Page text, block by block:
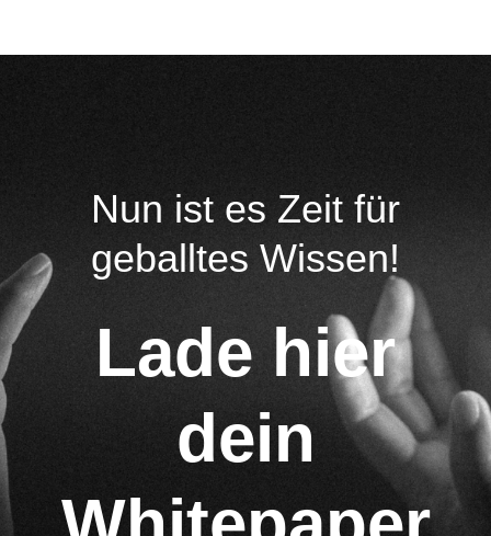
Nun ist es Zeit für
geballtes Wissen!
Lade hier
dein